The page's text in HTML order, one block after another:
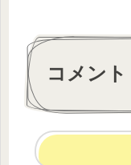
コメント